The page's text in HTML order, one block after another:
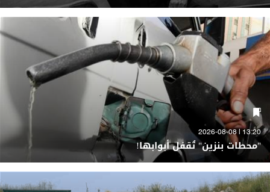
13:20 | 2026-08-08
"محطات بنزين" تُقفل أبوابها!